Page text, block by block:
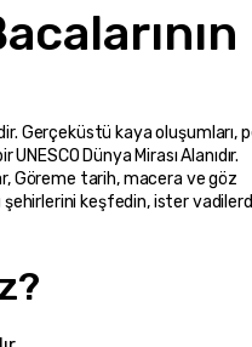
Gerçeküstü kaya oluşumları,
UNESCO Dünya Mirası Alanıdır.
Göreme tarih, macera ve göz
şehirlerini keşfedin, ister